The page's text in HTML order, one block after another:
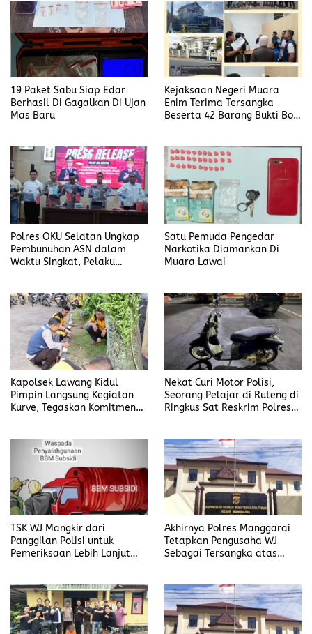
19 Paket Sabu Siap Edar
Berhasil Di Gagalkan Di Ujan
Mas Baru
Kejaksaan Negeri Muara
Enim Terima Tersangka
Beserta 42 Barang Bukti Bobi
Polres OKU Selatan Ungkap
Pembunuhan ASN dalam
Waktu Singkat, Pelaku
Satu Pemuda Pengedar
Narkotika Diamankan Di
Muara Lawai
Kapolsek Lawang Kidul
Pimpin Langsung Kegiatan
Kurve, Tegaskan Komitmen
Nekat Curi Motor Polisi,
Seorang Pelajar di Ruteng di
Ringkus Sat Reskrim Polres
TSK WJ Mangkir dari
Panggilan Polisi untuk
Pemeriksaan Lebih Lanjut
Apa?
Akhirnya Polres Manggarai
Tetapkan Pengusaha WJ
Sebagai Tersangka atas